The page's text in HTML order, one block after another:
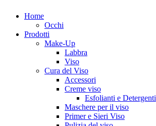
Home
Occhi
Prodotti
Make-Up
Labbra
Viso
Cura del Viso
Accessori
Creme viso
Esfolianti e Detergenti
Maschere per il viso
Primer e Sieri Viso